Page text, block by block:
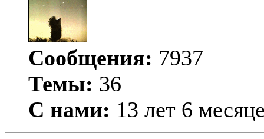
Сообщения: 7937
Темы: 36
С нами: 13 лет 6